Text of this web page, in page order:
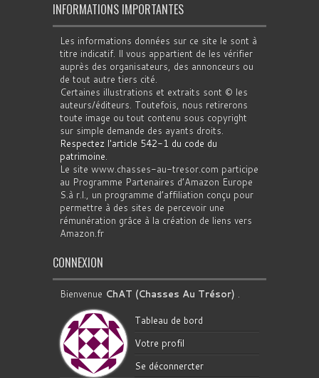
INFORMATIONS IMPORTANTES
Les informations données sur ce site le sont à
titre indicatif. Il vous appartient de les vérifier
auprès des organisateurs, des annonceurs ou
de tout autre tiers cité.
Certaines illustrations et extraits sont © les
auteurs/éditeurs. Toutefois, nous retirerons
toute image ou tout contenu sous copyright
sur simple demande des ayants droits.
Respectez l'article 542-1 du code du
patrimoine.
Le site www.chasses-au-tresor.com participe
au Programme Partenaires d’Amazon Europe
S.à r.l., un programme d’affiliation conçu pour
permettre à des sites de percevoir une
rémunération grâce à la création de liens vers
Amazon.fr
CONNEXION
Bienvenue ChAT (Chasses Au Trésor) .
Tableau de bord
Votre profil
Se déconnercter